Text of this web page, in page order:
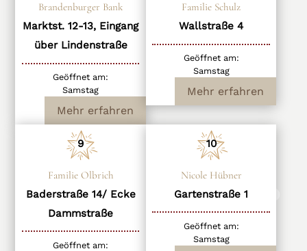
Brandenburger Bank
Marktst. 12-13, Eingang
über Lindenstraße
Geöffnet am:
Samstag
Mehr erfahren
Familie Schulz
Wallstraße 4
Geöffnet am:
Samstag
Mehr erfahren
9
Familie Olbrich
Baderstraße 14/ Ecke
Dammstraße
Geöffnet am:
10
Nicole Hübner
Gartenstraße 1
Geöffnet am:
Samstag